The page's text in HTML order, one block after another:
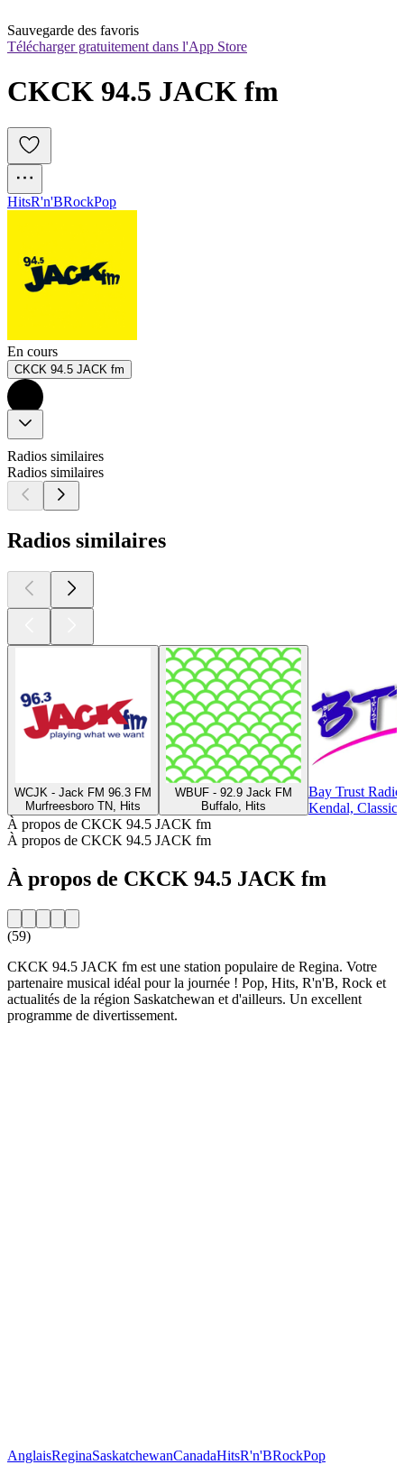
Sauvegarde des favoris
Télécharger gratuitement dans l'App Store
CKCK 94.5 JACK fm
HitsR'n'BRockPop
En cours
CKCK 94.5 JACK fm
Radios similaires
Radios similaires
Radios similaires
WCJK - Jack FM 96.3 FM
Murfreesboro TN, Hits
WBUF - 92.9 Jack FM
Buffalo, Hits
Bay Trust Radio
Kendal, Classic
À propos de CKCK 94.5 JACK fm
À propos de CKCK 94.5 JACK fm
À propos de CKCK 94.5 JACK fm
(59)
CKCK 94.5 JACK fm est une station populaire de Regina. Votre
partenaire musical idéal pour la journée ! Pop, Hits, R'n'B, Rock et
actualités de la région Saskatchewan et d'ailleurs. Un excellent
programme de divertissement.
AnglaisReginaSaskatchewanCanadaHitsR'n'BRockPop